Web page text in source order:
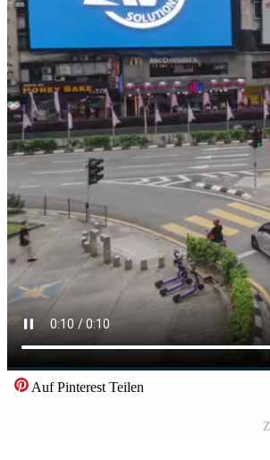
Vektoren
Motion Graphics
Redaktionelle Bilder
Redaktionelle Ereignisse
Auf Pinterest Teilen